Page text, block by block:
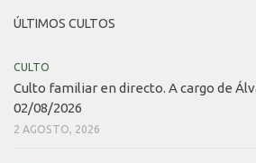
ÚLTIMOS CULTOS
CULTO
Culto familiar en directo. A cargo de
02/08/2026
2 AGOSTO, 2026